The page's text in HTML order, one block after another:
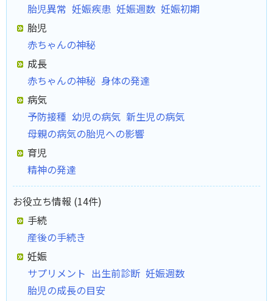
胎児異常 妊娠疾患 妊娠週数 妊娠初期
胎児
赤ちゃんの神秘
成長
赤ちゃんの神秘 身体の発達
病気
予防接種 幼児の病気 新生児の病気
母親の病気の胎児への影響
育児
精神の発達
お役立ち情報 (14件)
手続
産後の手続き
妊娠
サプリメント 出生前診断 妊娠週数
胎児の成長の目安